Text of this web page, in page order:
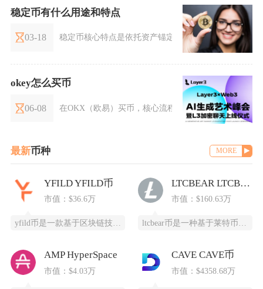
稳定币有什么用途和特点
03-18 稳定币核心特点是依托资产锚定机制维持价格相对恒定
okey怎么买币
06-08 在OKX（欧易）买币，核心流程是完成注册与实名认证
最新币种 MORE
YFILD YFILD币
市值：$36.6万
LTCBEAR LTCBEAR币
市值：$160.63万
AMP HyperSpace
市值：$4.03万
CAVE CAVE币
市值：$4358.68万